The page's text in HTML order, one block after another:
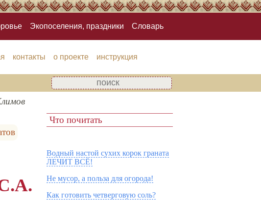
Экопоселения, праздники Словарь
контакты о проекте инструкция
Что почитать
Водный настой сухих корок граната
ЛЕЧИТ ВСЁ!
Не мусор, а польза для огорода!
Как готовить четверговую соль?